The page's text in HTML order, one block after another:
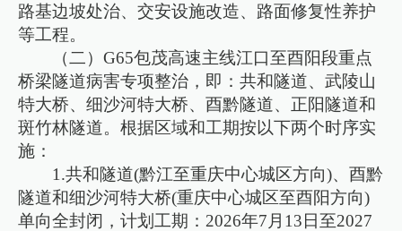
路基边坡处治、交安设施改造、路面修复性养护
等工程。
（二）G65包茂高速主线江口至酉阳段重点
桥梁隧道病害专项整治，即：共和隧道、武陵山
特大桥、细沙河特大桥、酉黔隧道、正阳隧道和
斑竹林隧道。根据区域和工期按以下两个时序实
施：
1.共和隧道(黔江至重庆中心城区方向)、酉黔
隧道和细沙河特大桥(重庆中心城区至酉阳方向)
单向全封闭，计划工期：2026年7月13日至2027